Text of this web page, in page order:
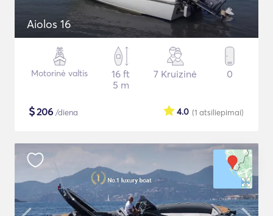
Aiolos 16
Motorinė valtis
16 ft
5 m
7 Kruizinė 0
$206 /diena (1 atsiliepimai)
4.0